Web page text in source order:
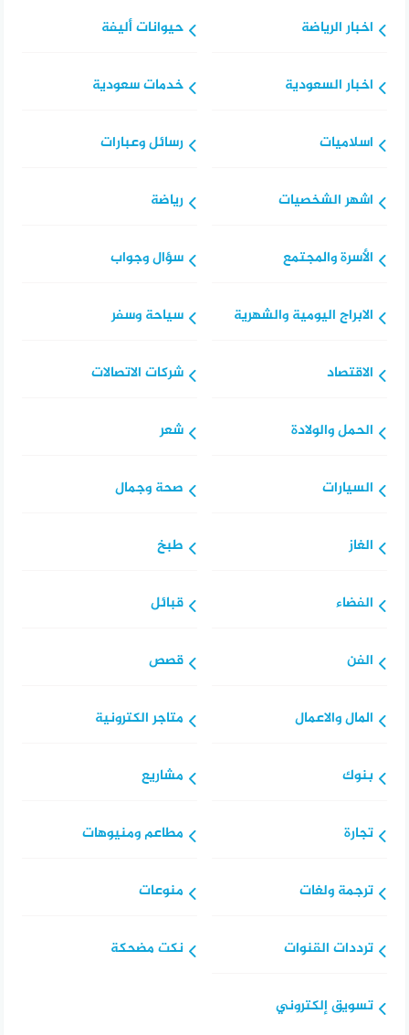
اخبار الرياضة
اخبار السعودية
اسلاميات
اشهر الشخصيات
الأسرة والمجتمع
الابراج اليومية والشهرية
الاقتصاد
الحمل والولادة
السيارات
الغاز
الفضاء
الفن
المال والاعمال
بنوك
تجارة
ترجمة ولغات
ترددات القنوات
تسويق إلكتروني
حيوانات أليفة
خدمات سعودية
رسائل وعبارات
رياضة
سؤال وجواب
سياحة وسفر
شركات الاتصالات
شعر
صحة وجمال
طبخ
قبائل
قصص
متاجر الكترونية
مشاريع
مطاعم ومنيوهات
منوعات
نكت مضحكة